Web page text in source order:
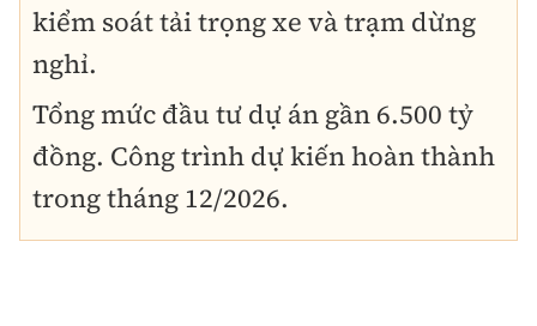
kiểm soát tải trọng xe và trạm dừng
nghỉ.
Tổng mức đầu tư dự án gần 6.500 tỷ
đồng. Công trình dự kiến hoàn thành
trong tháng 12/2026.